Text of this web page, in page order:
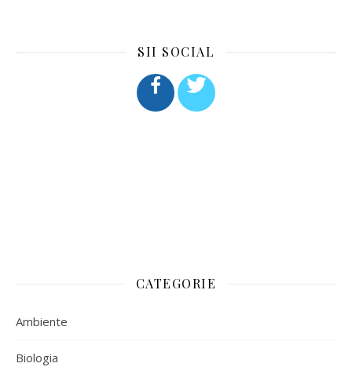
SII SOCIAL
CATEGORIE
Ambiente
Biologia